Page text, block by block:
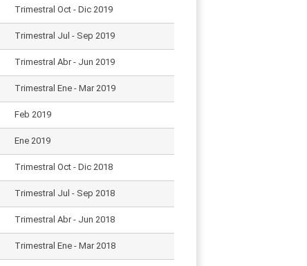
Trimestral Oct - Dic 2019
Trimestral Jul - Sep 2019
Trimestral Abr - Jun 2019
Trimestral Ene - Mar 2019
Feb 2019
Ene 2019
Trimestral Oct - Dic 2018
Trimestral Jul - Sep 2018
Trimestral Abr - Jun 2018
Trimestral Ene - Mar 2018